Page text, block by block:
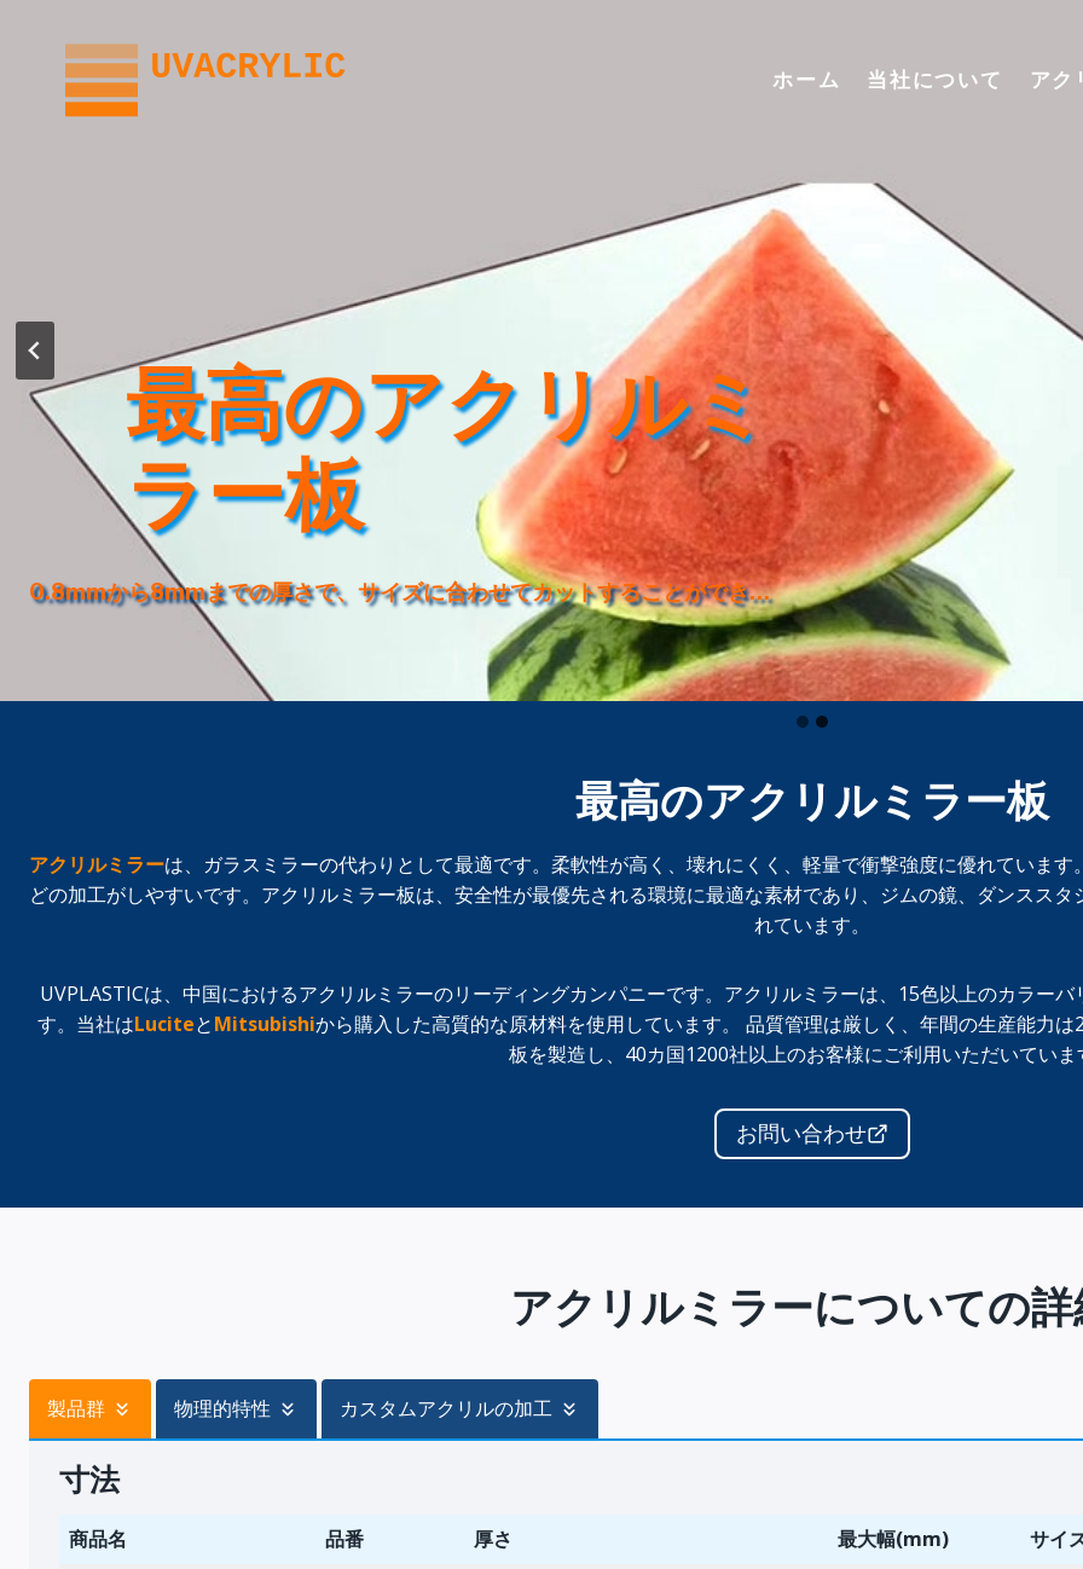
ホーム 当社について アク
最高のアクリルミ
ラー板
0.8mmから8mmまでの厚さで、サイズに合わせてカットすることができ…
最高のアクリルミラー板
アクリルミラーは、ガラスミラーの代わりとして最適です。柔軟性が高く、壊れにくく、軽量で衝撃強度に優れていま
どの加工がしやすいです。アクリルミラー板は、安全性が最優先される環境に最適な素材であり、ジムの鏡、ダンスス
れています。
UVPLASTICは、中国におけるアクリルミラーのリーディングカンパニーです。アクリルミラーは、15色以上のカラー
す。当社はLuciteとMitsubishiから購入した高質的な原材料を使用しています。 品質管理は厳しく、年間の生産能力
板を製造し、40カ国1200社以上のお客様にご利用いただいていま
お問い合わせ
アクリルミラーについての詳
製品群 物理的特性 カスタムアクリルの加工
寸法
商品名 品番 厚さ 最大幅(mm) サイ